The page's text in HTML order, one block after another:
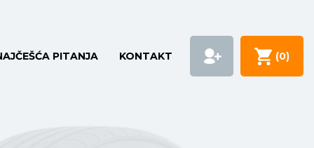
PITANJA KONTAKT (0)